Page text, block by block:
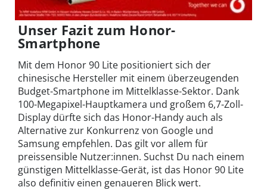
Unser Fazit zum Honor-
Smartphone
Mit dem Honor 90 Lite positioniert sich der
chinesische Hersteller mit einem überzeugenden
Budget-Smartphone im Mittelklasse-Sektor. Dank
100-Megapixel-Hauptkamera und großem 6,7-Zoll-
Display dürfte sich das Honor-Handy auch als
Alternative zur Konkurrenz von Google und
Samsung empfehlen. Das gilt vor allem für
preissensible Nutzer:innen. Suchst Du nach einem
günstigen Mittelklasse-Gerät, ist das Honor 90 Lite
also definitiv einen genaueren Blick wert.